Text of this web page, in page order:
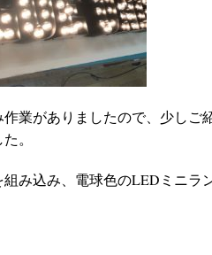
業がありましたので、少しご
。
み込み、電球色のLEDミニラ